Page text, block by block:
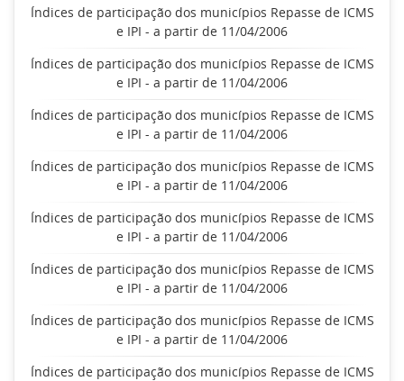
Índices de participação dos municípios Repasse de ICMS
e IPI - a partir de 11/04/2006
Índices de participação dos municípios Repasse de ICMS
e IPI - a partir de 11/04/2006
Índices de participação dos municípios Repasse de ICMS
e IPI - a partir de 11/04/2006
Índices de participação dos municípios Repasse de ICMS
e IPI - a partir de 11/04/2006
Índices de participação dos municípios Repasse de ICMS
e IPI - a partir de 11/04/2006
Índices de participação dos municípios Repasse de ICMS
e IPI - a partir de 11/04/2006
Índices de participação dos municípios Repasse de ICMS
e IPI - a partir de 11/04/2006
Índices de participação dos municípios Repasse de ICMS